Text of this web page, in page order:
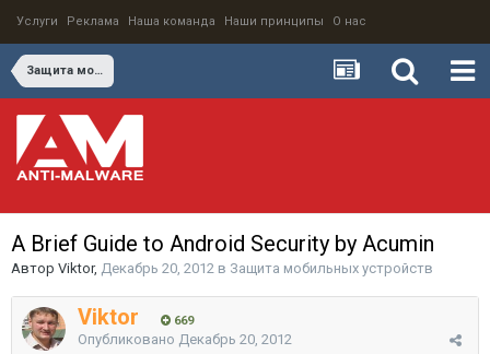
Услуги Реклама Наша команда Наши принципы О нас
Защита мобильных устройств
A Brief Guide to Android Security by Acumin
Автор Viktor, Декабрь 20, 2012 в Защита мобильных устройств
Viktor 669
Опубликовано Декабрь 20, 2012